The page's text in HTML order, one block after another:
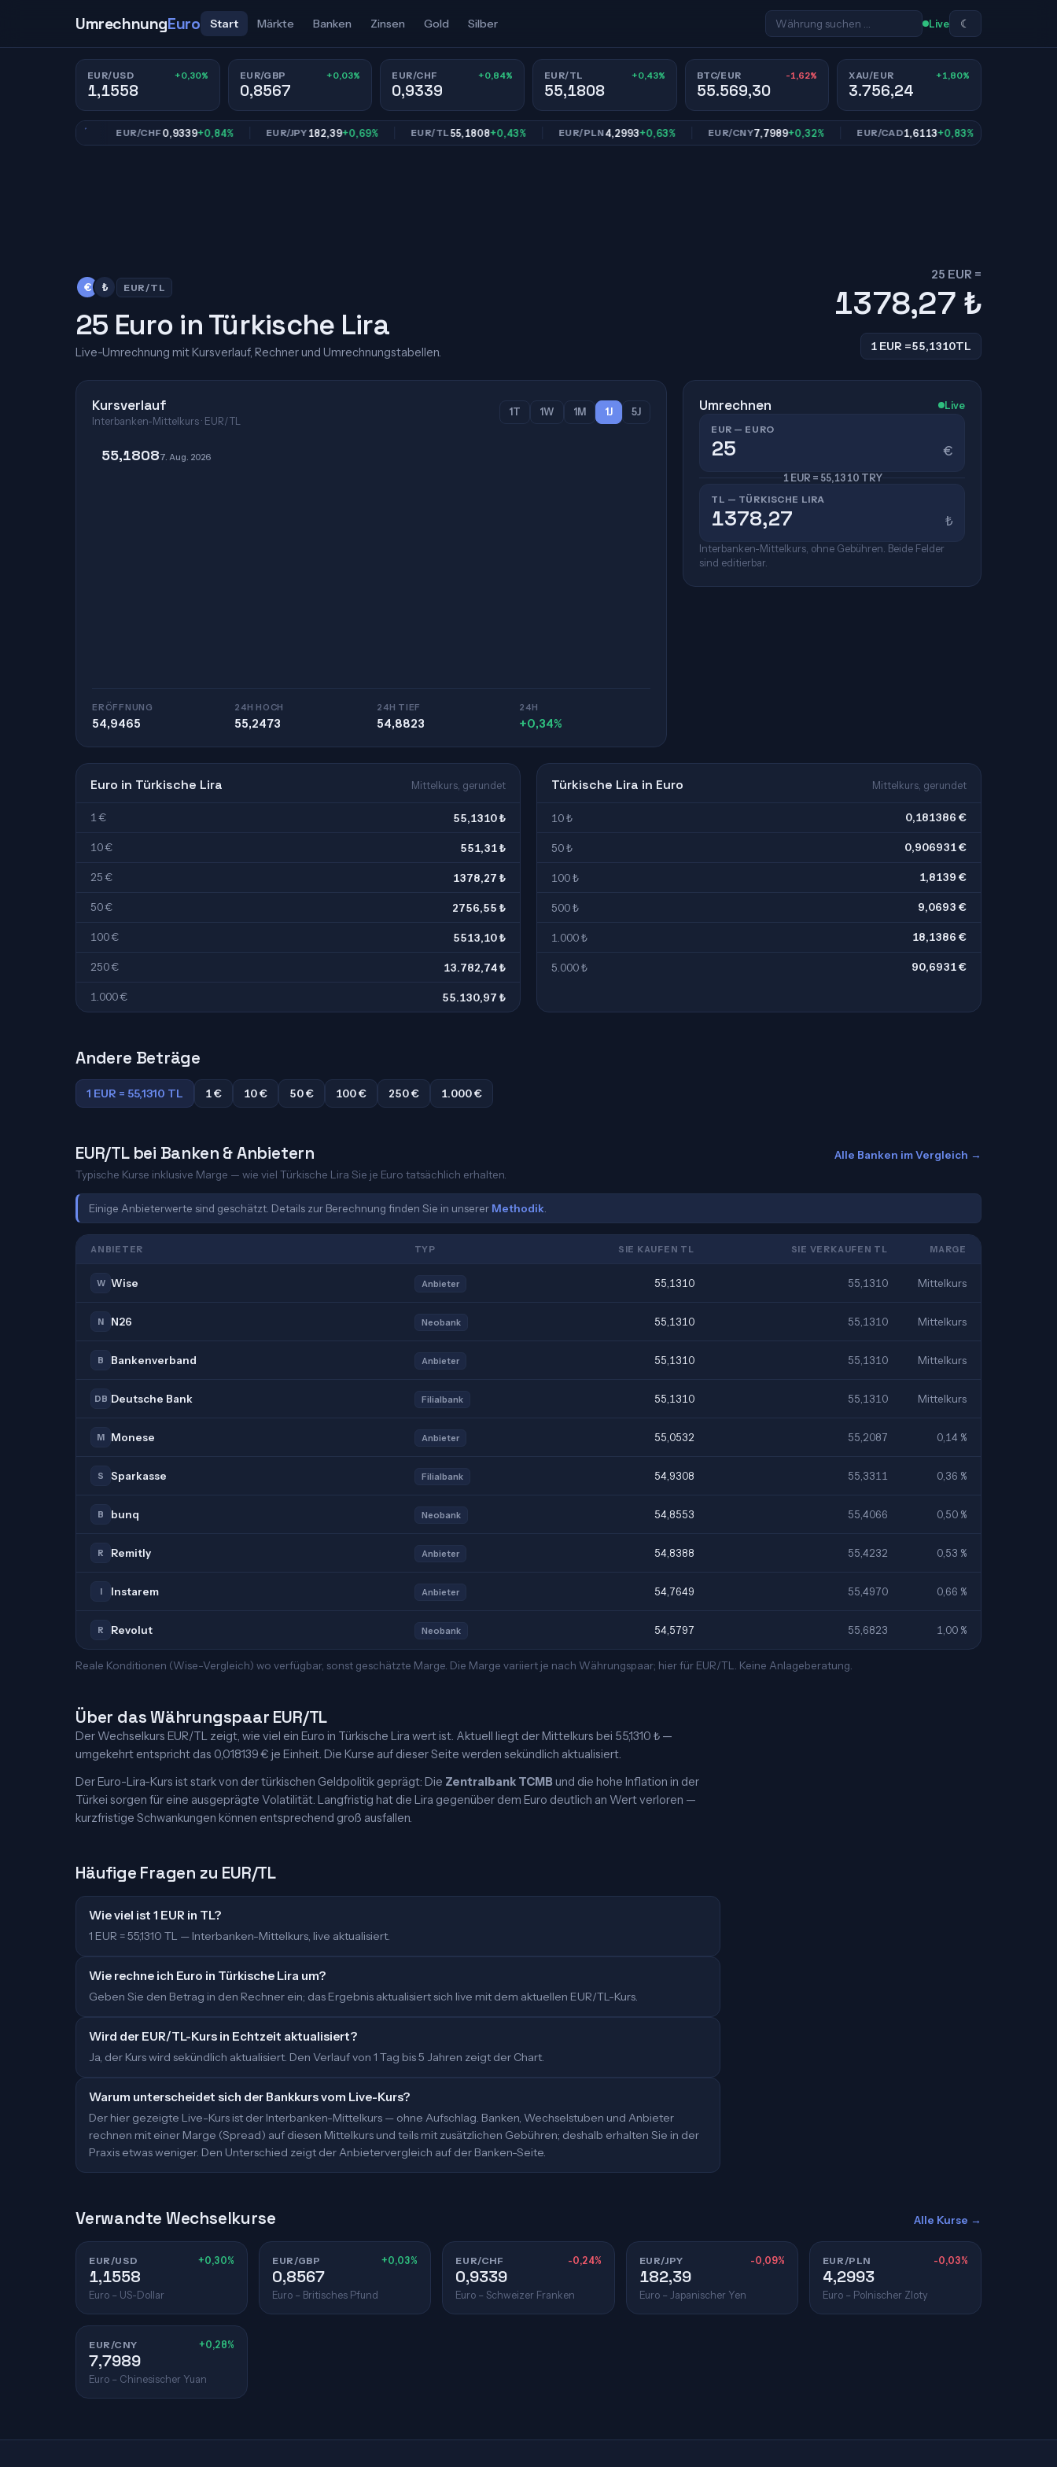
UmrechnungEuro Start Märkte Banken Zinsen Gold Silber Live ☾
EUR/USD +0,30%
1,1558
EUR/GBP +0,03%
0,8567
EUR/CHF +0,84%
0,9339
EUR/TL +0,43%
55,1808
BTC/EUR -1,62%
55.569,30
XAU/EUR +1,80%
3.756,24
EUR/CHF0,9339+0,84% EUR/JPY182,39+0,69% EUR/TL55,1808+0,43% EUR/PLN4,2993+0,63% EUR/CNY7,7989+0,32% EUR/CAD1,6113+0,83%
€ ₺ EUR/TL
25 Euro in Türkische Lira
Live-Umrechnung mit Kursverlauf, Rechner und Umrechnungstabellen.
25 EUR =
1378,27 ₺
1 EUR =55,1310TL
Kursverlauf
Interbanken-Mittelkurs · EUR/TL
1T 1W 1M 1J 5J
55,18087. Aug. 2026
ERÖFFNUNG
54,9465
24H HOCH
55,2473
24H TIEF
54,8823
24H
+0,34%
Umrechnen Live
EUR — EURO
€
1 EUR = 55,1310 TRY
TL — TÜRKISCHE LIRA
₺
Interbanken-Mittelkurs, ohne Gebühren. Beide Felder
sind editierbar.
Euro in Türkische Lira Mittelkurs, gerundet
1 € 55,1310 ₺
10 € 551,31 ₺
25 € 1378,27 ₺
50 € 2756,55 ₺
100 € 5513,10 ₺
250 € 13.782,74 ₺
1.000 € 55.130,97 ₺
Türkische Lira in Euro Mittelkurs, gerundet
10 ₺ 0,181386 €
50 ₺ 0,906931 €
100 ₺ 1,8139 €
500 ₺ 9,0693 €
1.000 ₺ 18,1386 €
5.000 ₺ 90,6931 €
Andere Beträge
1 EUR = 55,1310 TL 1 € 10 € 50 € 100 € 250 € 1.000 €
EUR/TL bei Banken & Anbietern
Typische Kurse inklusive Marge — wie viel Türkische Lira Sie je Euro tatsächlich erhalten.
Alle Banken im Vergleich →
Einige Anbieterwerte sind geschätzt. Details zur Berechnung finden Sie in unserer Methodik
ANBIETER TYP SIE KAUFEN TL SIE VERKAUFEN TL MARGE
W Wise Anbieter 55,1310 55,1310 Mittelkurs
N N26 Neobank 55,1310 55,1310 Mittelkurs
B Bankenverband Anbieter 55,1310 55,1310 Mittelkurs
DB Deutsche Bank Filialbank 55,1310 55,1310 Mittelkurs
M Monese Anbieter 55,0532 55,2087 0,14 %
S Sparkasse Filialbank 54,9308 55,3311 0,36 %
B bunq Neobank 54,8553 55,4066 0,50 %
R Remitly Anbieter 54,8388 55,4232 0,53 %
I Instarem Anbieter 54,7649 55,4970 0,66 %
R Revolut Neobank 54,5797 55,6823 1,00 %
Reale Konditionen (Wise-Vergleich) wo verfügbar, sonst geschätzte Marge. Die Marge variiert je nach Währungspaar; hier für EUR/TL. Keine Anlageberatung.
Über das Währungspaar EUR/TL
Der Wechselkurs EUR/TL zeigt, wie viel ein Euro in Türkische Lira wert ist. Aktuell liegt der Mittelkurs bei 55,1310 ₺ —
umgekehrt entspricht das 0,018139 € je Einheit. Die Kurse auf dieser Seite werden sekündlich aktualisiert.
Der Euro-Lira-Kurs ist stark von der türkischen Geldpolitik geprägt: Die Zentralbank TCMBund die hohe Inflation in der
Türkei sorgen für eine ausgeprägte Volatilität. Langfristig hat die Lira gegenüber dem Euro deutlich an Wert verloren —
kurzfristige Schwankungen können entsprechend groß ausfallen.
Häufige Fragen zu EUR/TL
Wie viel ist 1 EUR in TL?
1 EUR = 55,1310 TL — Interbanken-Mittelkurs, live aktualisiert.
Wie rechne ich Euro in Türkische Lira um?
Geben Sie den Betrag in den Rechner ein; das Ergebnis aktualisiert sich live mit dem aktuellen EUR/TL-Kurs.
Wird der EUR/TL-Kurs in Echtzeit aktualisiert?
Ja, der Kurs wird sekündlich aktualisiert. Den Verlauf von 1 Tag bis 5 Jahren zeigt der Chart.
Warum unterscheidet sich der Bankkurs vom Live-Kurs?
Der hier gezeigte Live-Kurs ist der Interbanken-Mittelkurs — ohne Aufschlag. Banken, Wechselstuben und Anbieter
rechnen mit einer Marge (Spread) auf diesen Mittelkurs und teils mit zusätzlichen Gebühren; deshalb erhalten Sie in der
Praxis etwas weniger. Den Unterschied zeigt der Anbietervergleich auf der Banken-Seite.
Verwandte Wechselkurse Alle Kurse →
EUR/USD +0,30%
1,1558
Euro – US-Dollar
EUR/GBP +0,03%
0,8567
Euro – Britisches Pfund
EUR/CHF -0,24%
0,9339
Euro – Schweizer Franken
EUR/JPY -0,09%
182,39
Euro – Japanischer Yen
EUR/PLN -0,03%
4,2993
Euro – Polnischer Zloty
EUR/CNY +0,28%
7,7989
Euro – Chinesischer Yuan